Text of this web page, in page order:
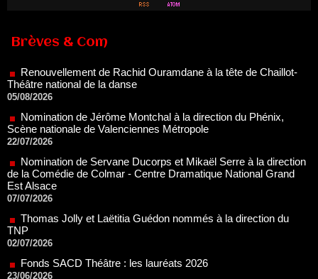
Brèves & Com
Théâtre national de la danse
Nomination de Jérôme Montchal à la direction du Phénix,
Scène nationale de Valenciennes Métropole
22/07/2026
Nomination de Servane Ducorps et Mikaël Serre à la direction
de la Comédie de Colmar - Centre Dramatique National Grand
Est Alsace
07/07/2026
Thomas Jolly et Laëtitia Guédon nommés à la direction du
TNP
02/07/2026
Fonds SACD Théâtre : les lauréats 2026
23/06/2026
20/06/2026